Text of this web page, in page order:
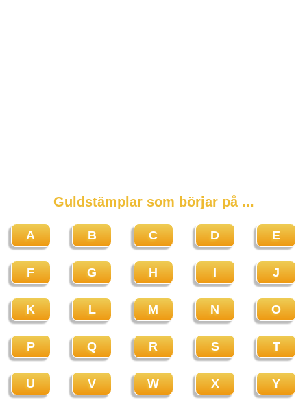
Guldstämplar som börjar på ...
A B C D E
F G H I J
K L M N O
P Q R S T
U V W X Y